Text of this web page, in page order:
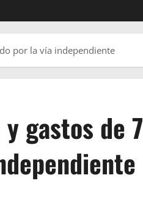
por la vía independiente
gastos de 7